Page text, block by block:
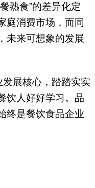
熟食”的差异化定
庭消费市场，而同
未来可想象的发展
发展核心，踏踏实实
饮人好好学习。品
终是餐饮食品企业